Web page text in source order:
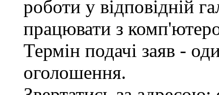
роботи у відповідній
працювати з
Термін подачі заяв -
оголошення.